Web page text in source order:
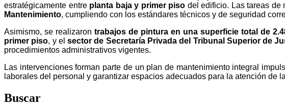
estratégicamente entre planta baja y primer piso del edificio. Las tareas de
Mantenimiento, cumpliendo con los estándares técnicos y de seguridad
Asimismo, se realizaron trabajos de pintura en una superficie total de
primer piso, y elsector de Secretaría Privada del Tribunal Superior de
procedimientos administrativos vigentes.
Las intervenciones forman parte de un plan de mantenimiento integral
laborales del personal y garantizar espacios adecuados para la atención de
Buscar